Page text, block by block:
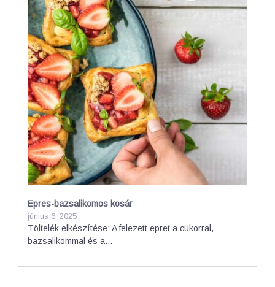
Epres-bazsalikomos kosár
június 6, 2025
Töltelék elkészítése: A felezett epret a cukorral,
bazsalikommal és a…